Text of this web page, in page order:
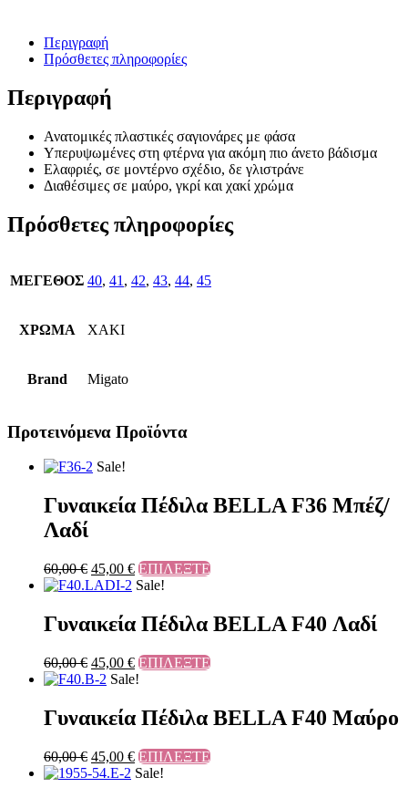
Περιγραφή
Πρόσθετες πληροφορίες
Περιγραφή
Ανατομικές πλαστικές σαγιονάρες με φάσα
Υπερυψωμένες στη φτέρνα για ακόμη πιο άνετο βάδισμα
Ελαφριές, σε μοντέρνο σχέδιο, δε γλιστράνε
Διαθέσιμες σε μαύρο, γκρί και χακί χρώμα
Πρόσθετες πληροφορίες
ΜΕΓΕΘΟΣ 40, 41 , 42, 43, 44, 45
ΧΡΩΜΑ ΧΑΚΙ
Brand Migato
Προτεινόμενα Προϊόντα
Sale!
Γυναικεία Πέδιλα BELLA F36 Μπέζ/
Λαδί
60,00€ 45,00 € ΕΠΙΛΕΞΤΕ
Sale!
Γυναικεία Πέδιλα BELLA F40 Λαδί
60,00€ 45,00 € ΕΠΙΛΕΞΤΕ
Sale!
Γυναικεία Πέδιλα BELLA F40 Μαύρο
60,00€ 45,00 € ΕΠΙΛΕΞΤΕ
Sale!